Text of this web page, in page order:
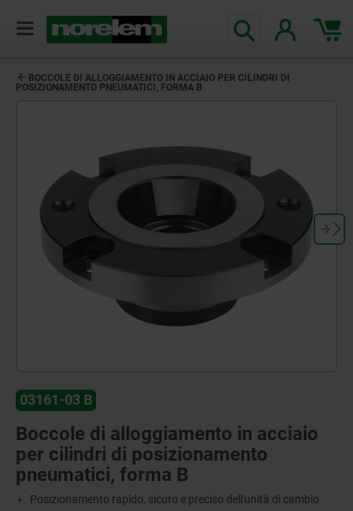
BOCCOLE DI ALLOGGIAMENTO IN ACCIAIO PER CILINDRI DI
POSIZIONAMENTO PNEUMATICI, FORMA B
03161-03 B
Boccole di alloggiamento in acciaio
per cilindri di posizionamento
pneumatici, forma B
Posizionamento rapido, sicuro e preciso dell'unità di cambio